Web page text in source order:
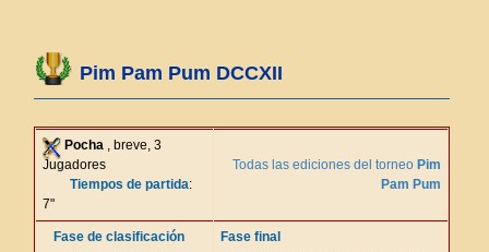
Pim Pam Pum DCCXII
Pocha , breve, 3
Jugadores
Tiempos de partida:
7"
Todas las ediciones del torneo Pim
Pam Pum
Fase de clasificación
Fase final